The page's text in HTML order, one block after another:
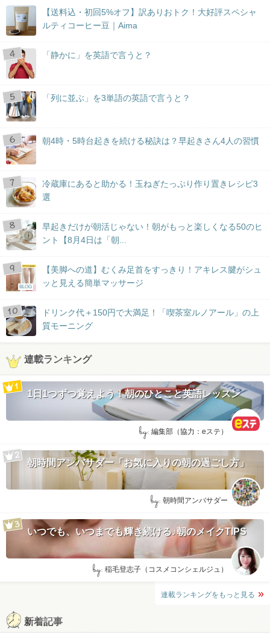
【送料込・初回5%オフ】訳ありおトク！大好評スペシャ
ルティコーヒー豆｜Aima
「静かに」を英語で言うと？
「列に並ぶ」を3単語の英語で言うと？
朝4時・5時台起きを続ける秘訣は？早起きさん4人の習慣
冷蔵庫にあると助かる！玉ねぎたっぷり作り置きレシピ3
選
早起きだけが朝活じゃない！朝がもっと楽しくなる50のヒ
ント【8月4日は「朝...
BLOG
【美脚への道】むくみ足首をすっきり！アキレス腱がシュ
ッと見える簡単マッサージ
ドリンク代＋150円で大満足！「喫茶室ルノアール」の上
質モーニング
連載ランキング
1日1つずつ覚えよう！朝のひとこと英語レッスン
by: 編集部（協力：eステ）
朝時間アンバサダー「お気に入りの朝の過ごし方」
by: 朝時間アンバサダー
いつでも、いつまでも輝き続ける♪朝のメイクTIPS
by: 稲毛登志子（コスメコンシェルジュ）
連載ランキングをもっと見る
新着記事